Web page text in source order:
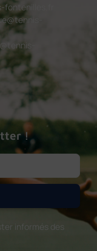
!
informés des